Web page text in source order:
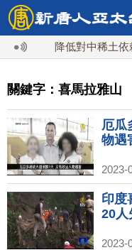
降低對中稀土依賴
關鍵字：喜馬拉雅山
厄瓜
物遇
2023-
印度
20人
2023-